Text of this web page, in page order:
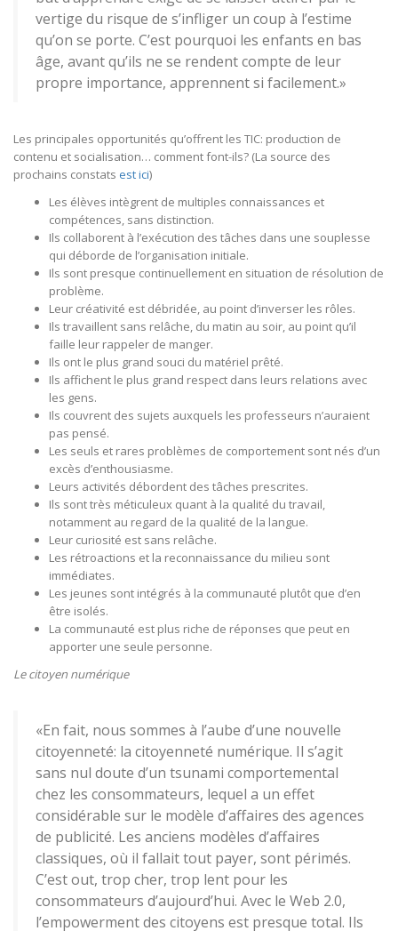
vertige du risque de s’infliger un coup à l’estime
qu’on se porte. C’est pourquoi les enfants en bas
âge, avant qu’ils ne se rendent compte de leur
propre importance, apprennent si facilement.»
Les principales opportunités qu’offrent les TIC: production de
contenu et socialisation… comment font-ils? (La source des
prochains constats est ici)
Les élèves intègrent de multiples connaissances et
compétences, sans distinction.
Ils collaborent à l’exécution des tâches dans une souplesse
qui déborde de l’organisation initiale.
Ils sont presque continuellement en situation de résolution de
problème.
Leur créativité est débridée, au point d’inverser les rôles.
Ils travaillent sans relâche, du matin au soir, au point qu’il
faille leur rappeler de manger.
Ils ont le plus grand souci du matériel prêté.
Ils affichent le plus grand respect dans leurs relations avec
les gens.
Ils couvrent des sujets auxquels les professeurs n’auraient
pas pensé.
Les seuls et rares problèmes de comportement sont nés d’un
excès d’enthousiasme.
Leurs activités débordent des tâches prescrites.
Ils sont très méticuleux quant à la qualité du travail,
notamment au regard de la qualité de la langue.
Leur curiosité est sans relâche.
Les rétroactions et la reconnaissance du milieu sont
immédiates.
Les jeunes sont intégrés à la communauté plutôt que d’en
être isolés.
La communauté est plus riche de réponses que peut en
apporter une seule personne.
Le citoyen numérique
«En fait, nous sommes à l’aube d’une nouvelle
citoyenneté: la citoyenneté numérique. Il s’agit
sans nul doute d’un tsunami comportemental
chez les consommateurs, lequel a un effet
considérable sur le modèle d’affaires des agences
de publicité. Les anciens modèles d’affaires
classiques, où il fallait tout payer, sont périmés.
C’est out, trop cher, trop lent pour les
consommateurs d’aujourd’hui. Avec le Web 2.0,
l’empowerment des citoyens est presque total. Ils